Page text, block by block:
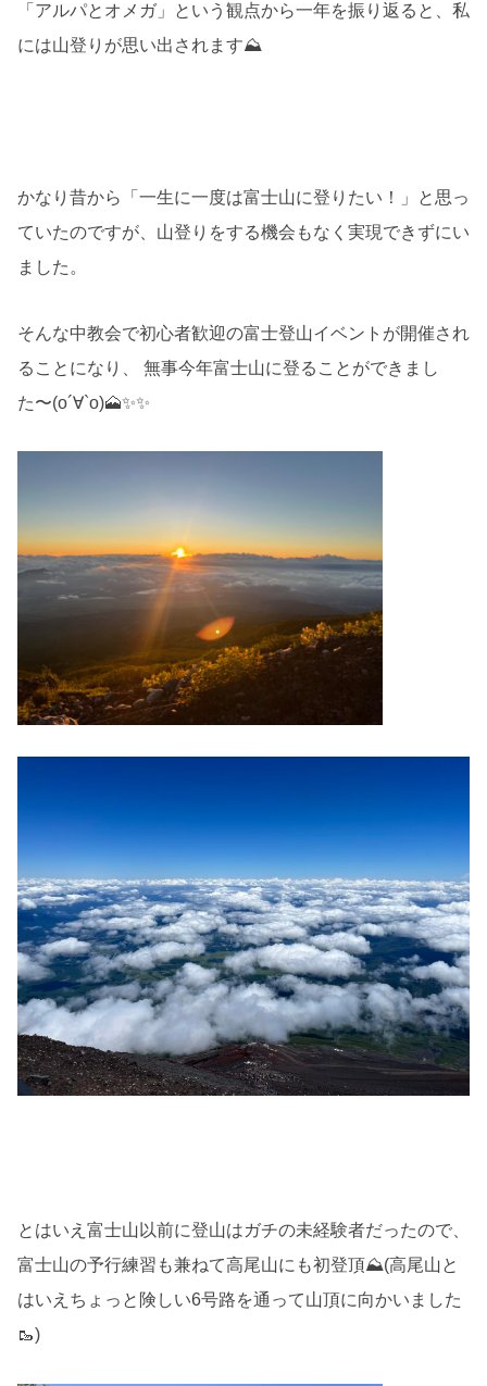
「アルパとオメガ」という観点から一年を振り返ると、私
には山登りが思い出されます⛰
かなり昔から「一生に一度は富士山に登りたい！」と思っ
ていたのですが、山登りをする機会もなく実現できずにい
ました。
そんな中教会で初心者歓迎の富士登山イベントが開催され
ることになり、 無事今年富士山に登ることができまし
た〜(о´∀`о)🗻✨✨
とはいえ富士山以前に登山はガチの未経験者だったので、
富士山の予行練習も兼ねて高尾山にも初登頂⛰(高尾山と
はいえちょっと険しい6号路を通って山頂に向かいました
🥾)